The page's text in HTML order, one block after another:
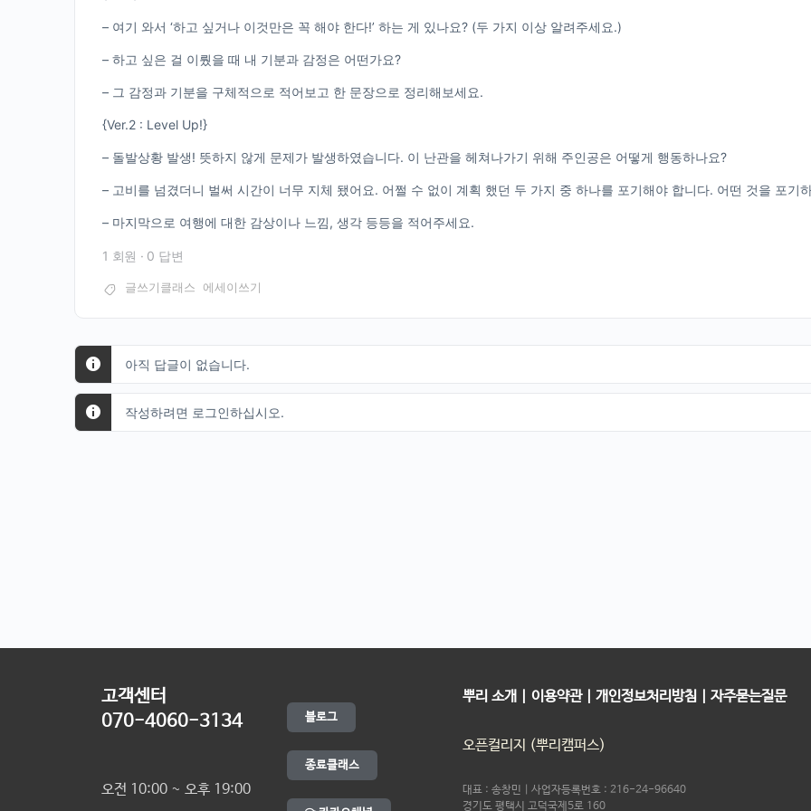
– 여기 와서 ‘하고 싶거나 이것만은 꼭 해야 한다!’ 하는 게 있나요? (두 가지 이상 알려주세요.)
– 하고 싶은 걸 이뤘을 때 내 기분과 감정은 어떤가요?
– 그 감정과 기분을 구체적으로 적어보고 한 문장으로 정리해보세요.
{Ver.2 : Level Up!}
– 돌발상황 발생! 뜻하지 않게 문제가 발생하였습니다. 이 난관을 헤쳐나가기 위해 주인공은 어떻게 행동하나요?
– 고비를 넘겼더니 벌써 시간이 너무 지체 됐어요. 어쩔 수 없이 계획 했던 두 가지 중 하나를 포기해야 합니다. 어떤 것을 포기
– 마지막으로 여행에 대한 감상이나 느낌, 생각 등등을 적어주세요.
1 회원 · 0 답변
글쓰기클래스 에세이쓰기
아직 답글이 없습니다.
작성하려면 로그인하십시오.
고객센터
070-4060-3134
오전 10:00 ~ 오후 19:00
블로그
종료클래스
뿌리 소개 이용약관 개인정보처리방침 자주묻는질문
오픈컬리지 (뿌리캠퍼스)
대표 : 송창민 | 사업자등록번호 : 216-24-96640
경기도 평택시 고덕국제5로 160